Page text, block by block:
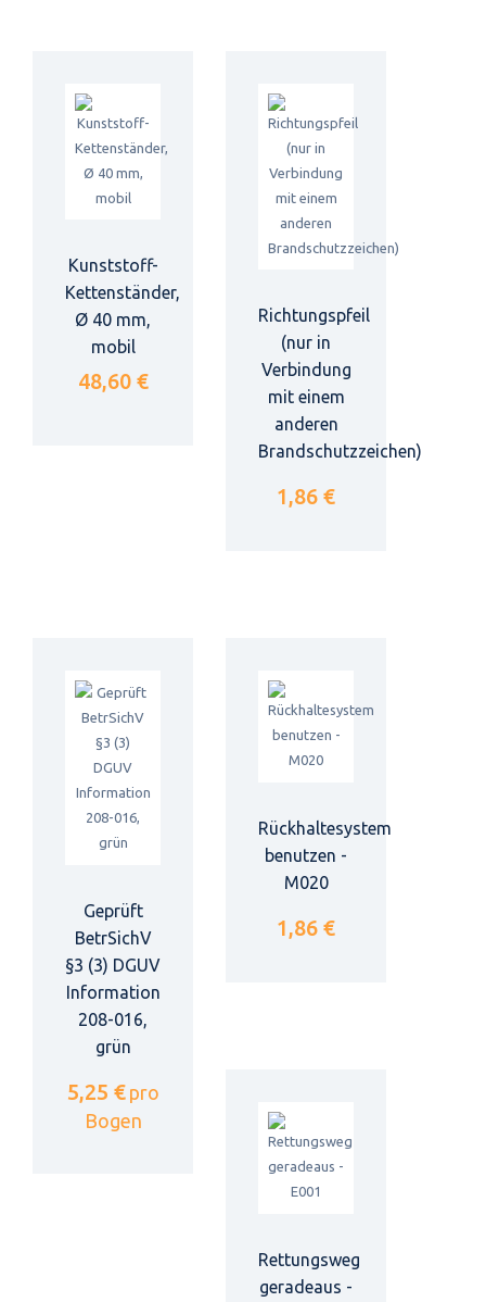
Kunststoff-
Kettenständer,
Ø 40 mm,
mobil
48,60 €
Richtungspfeil
(nur in
Verbindung
mit einem
anderen
Brandschutzzeichen)
1,86 €
Geprüft
BetrSichV
§3 (3) DGUV
Information
208-016,
grün
5,25 € pro
Bogen
Rückhaltesystem
benutzen -
M020
1,86 €
Rettungsweg
geradeaus -